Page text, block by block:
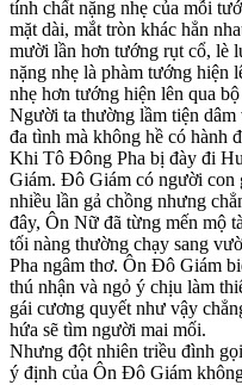
tính chất nặng nhẹ của mỗi
mặt dài, mắt tròn khác hẳn
mười lần hơn tướng rụt cổ, lè
nặng nhẹ là phàm tướng hiện
nhẹ hơn tướng hiện lên qua
Người ta thường lầm tiện
đa tình mà không hề có hành
Khi Tô Đông Pha bị đày đi
Giám. Đô Giám có người con
nhiều lần gả chồng nhưng
đây, Ôn Nữ đã từng mến mộ
tối nàng thường chạy sang
Pha ngâm thơ. Ôn Đô Giám
thú nhận và ngỏ ý chịu làm
gái cương quyết như vậy
hứa sẽ tìm người mai mối.
Nhưng đột nhiên triều đình
ý định của Ôn Đô Giám